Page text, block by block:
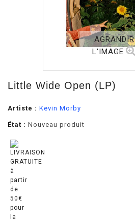
AGRANDIR
L'IMAGE
Little Wide Open (LP)
Artiste : Kevin Morby
État : Nouveau produit